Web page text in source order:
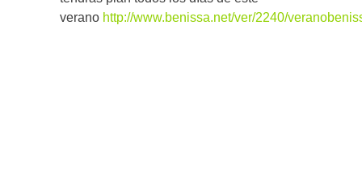
verano http://www.benissa.net/ver/2240/